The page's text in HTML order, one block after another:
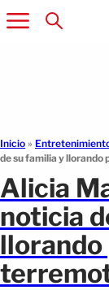
Inicio »
de su familia y llorando
Alicia
noticia
llorando